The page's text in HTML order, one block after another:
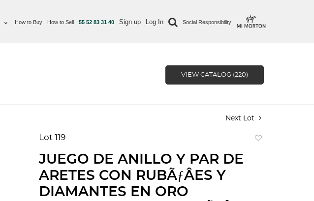
How to Buy How to Sell 55 52 83 31 40 Sign up Log In Social Responsibility
VIEW CATALOG (220)
Next Lot
Lot 119
JUEGO DE ANILLO Y PAR DE
ARETES CON RUBÃƒÂES Y
DIAMANTES EN ORO